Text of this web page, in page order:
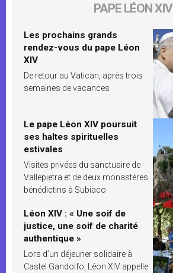
PAPE LÉON XIV
Les prochains grands
rendez-vous du pape Léon
XIV
De retour au Vatican, après trois
semaines de vacances
Le pape Léon XIV poursuit
ses haltes spirituelles
estivales
Visites privées du sanctuaire de
Vallepietra et de deux monastères
bénédictins à Subiaco
Léon XIV : « Une soif de
justice, une soif de charité
authentique »
Lors d’un déjeuner solidaire à
Castel Gandolfo, Léon XIV appelle